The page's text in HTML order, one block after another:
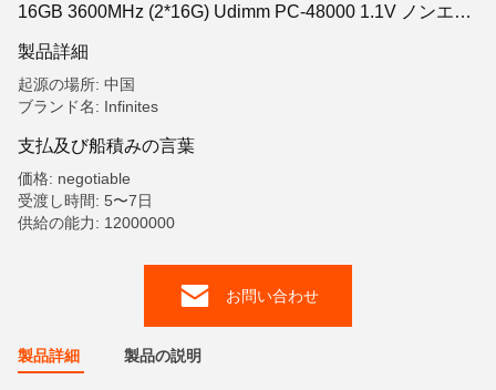
16GB 3600MHz (2*16G) Udimm PC-48000 1.1V ノンエッ
ロック式メモリーキット
製品詳細
起源の場所: 中国
ブランド名: Infinites
支払及び船積みの言葉
価格: negotiable
受渡し時間: 5〜7日
供給の能力: 12000000
お問い合わせ
製品詳細 製品の説明